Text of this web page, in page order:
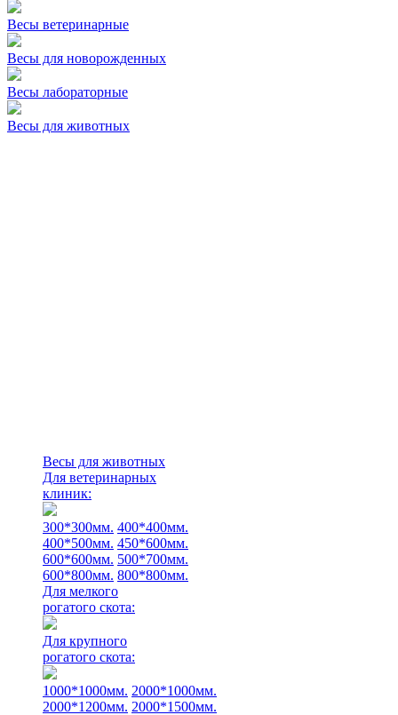
Весы ветеринарные
Весы для новорожденных
Весы лабораторные
Весы для животных
Весы для животных
Для ветеринарных
клиник:
300*300мм. 400*400мм.
400*500мм. 450*600мм.
600*600мм. 500*700мм.
600*800мм. 800*800мм.
Для мелкого
рогатого скота:
Для крупного
рогатого скота:
1000*1000мм. 2000*1000мм.
2000*1200мм. 2000*1500мм.